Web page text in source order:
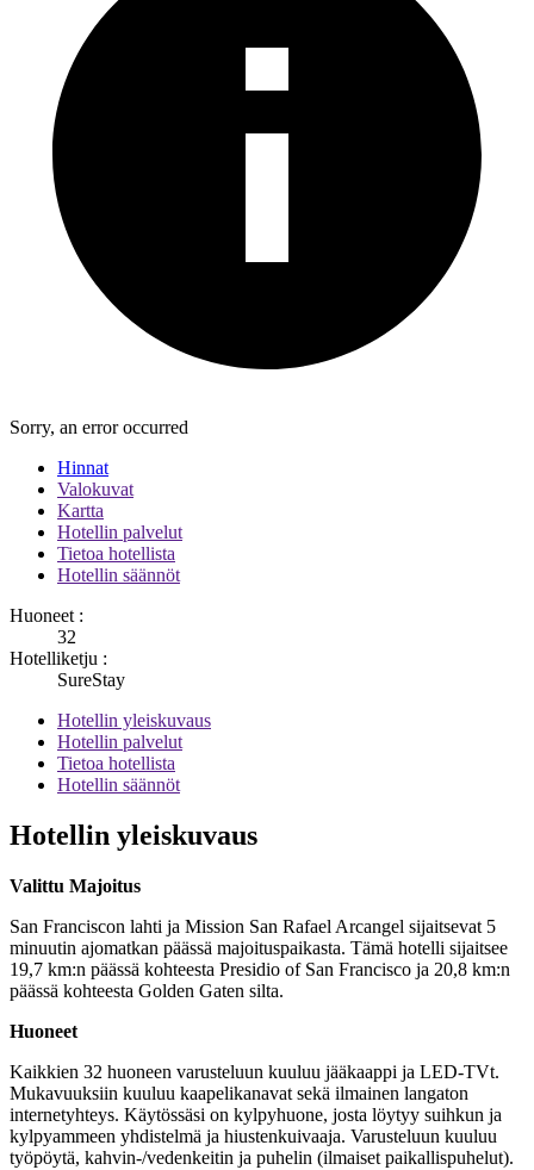
Sorry, an error occurred
Hinnat
Valokuvat
Kartta
Hotellin palvelut
Tietoa hotellista
Hotellin säännöt
Huoneet :
32
Hotelliketju :
SureStay
Hotellin yleiskuvaus
Hotellin palvelut
Tietoa hotellista
Hotellin säännöt
Hotellin yleiskuvaus
Valittu Majoitus
San Franciscon lahti ja Mission San Rafael Arcangel sijaitsevat 5
minuutin ajomatkan päässä majoituspaikasta. Tämä hotelli sijaitsee
19,7 km:n päässä kohteesta Presidio of San Francisco ja 20,8 km:n
päässä kohteesta Golden Gaten silta.
Huoneet
Kaikkien 32 huoneen varusteluun kuuluu jääkaappi ja LED-TVt.
Mukavuuksiin kuuluu kaapelikanavat sekä ilmainen langaton
internetyhteys. Käytössäsi on kylpyhuone, josta löytyy suihkun ja
kylpyammeen yhdistelmä ja hiustenkuivaaja. Varusteluun kuuluu
työpöytä, kahvin-/vedenkeitin ja puhelin (ilmaiset paikallispuhelut).